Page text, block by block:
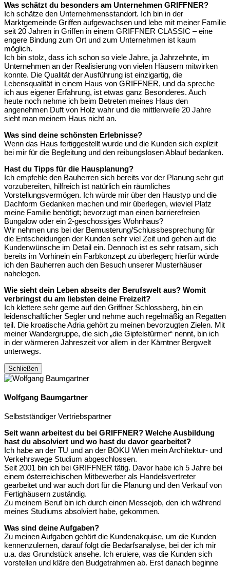
Was schätzt du besonders am Unternehmen GRIFFNER?
Ich schätze den Unternehmensstandort. Ich bin in der
Marktgemeinde Griffen aufgewachsen und lebe mit meiner Familie
seit 20 Jahren in Griffen in einem GRIFFNER CLASSIC – eine
engere Bindung zum Ort und zum Unternehmen ist kaum
möglich.
Ich bin stolz, dass ich schon so viele Jahre, ja Jahrzehnte, im
Unternehmen an der Realisierung von vielen Häusern mitwirken
konnte. Die Qualität der Ausführung ist einzigartig, die
Lebensqualität in einem Haus von GRIFFNER, und da spreche
ich aus eigener Erfahrung, ist etwas ganz Besonderes. Auch
heute noch nehme ich beim Betreten meines Haus den
angenehmen Duft von Holz wahr und die mittlerweile 20 Jahre
sieht man meinem Haus nicht an.
Was sind deine schönsten Erlebnisse?
Wenn das Haus fertiggestellt wurde und die Kunden sich explizit
bei mir für die Begleitung und den reibungslosen Ablauf bedanken.
Hast du Tipps für die Hausplanung?
Ich empfehle den Bauherren sich bereits vor der Planung sehr gut
vorzubereiten, hilfreich ist natürlich ein räumliches
Vorstellungsvermögen. Ich würde mir über den Haustyp und die
Dachform Gedanken machen und mir überlegen, wieviel Platz
meine Familie benötigt; bevorzugt man einen barrierefreien
Bungalow oder ein 2-geschossiges Wohnhaus?
Wir nehmen uns bei der Bemusterung/Schlussbesprechung für
die Entscheidungen der Kunden sehr viel Zeit und gehen auf die
Kundenwünsche im Detail ein. Dennoch ist es sehr ratsam, sich
bereits im Vorhinein ein Farbkonzept zu überlegen; hierfür würde
ich den Bauherren auch den Besuch unserer Musterhäuser
nahelegen.
Wie sieht dein Leben abseits der Berufswelt aus? Womit
verbringst du am liebsten deine Freizeit?
Ich klettere sehr gerne auf den Griffner Schlossberg, bin ein
leidenschaftlicher Segler und nehme auch regelmäßig an Regatten
teil. Die kroatische Adria gehört zu meinen bevorzugten Zielen. Mit
meiner Wandergruppe, die sich „die Gipfelstürmer“ nennt, bin ich
in der wärmeren Jahreszeit vor allem in der Kärntner Bergwelt
unterwegs.
Schließen
Wolfgang Baumgartner
Selbstständiger Vertriebspartner
Seit wann arbeitest du bei GRIFFNER? Welche Ausbildung
hast du absolviert und wo hast du davor gearbeitet?
Ich habe an der TU und an der BOKU Wien mein Architektur- und
Verkehrswege Studium abgeschlossen.
Seit 2001 bin ich bei GRIFFNER tätig. Davor habe ich 5 Jahre bei
einem österreichischen Mitbewerber als Handelsvertreter
gearbeitet und war auch dort für die Planung und den Verkauf von
Fertighäusern zuständig.
Zu meinem Beruf bin ich durch einen Messejob, den ich während
meines Studiums absolviert habe, gekommen.
Was sind deine Aufgaben?
Zu meinen Aufgaben gehört die Kundenakquise, um die Kunden
kennenzulernen, darauf folgt die Bedarfsanalyse, bei der ich mir
u.a. das Grundstück ansehe. Ich eruiere, was die Kunden sich
vorstellen und kläre den Budgetrahmen ab. Erst danach beginne